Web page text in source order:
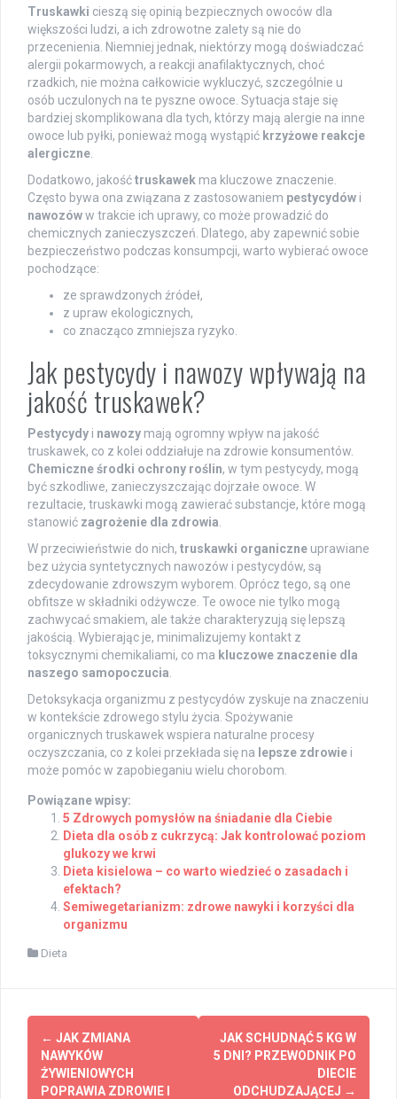
Truskawki cieszą się opinią bezpiecznych owoców dla
większości ludzi, a ich zdrowotne zalety są nie do
przecenienia. Niemniej jednak, niektórzy mogą doświadczać
alergii pokarmowych, a reakcji anafilaktycznych, choć
rzadkich, nie można całkowicie wykluczyć, szczególnie u
osób uczulonych na te pyszne owoce. Sytuacja staje się
bardziej skomplikowana dla tych, którzy mają alergie na inne
owoce lub pyłki, ponieważ mogą wystąpić krzyżowe reakcje
alergiczne
Dodatkowo, jakośćtruskawek ma kluczowe znaczenie.
Często bywa ona związana z zastosowaniem pestycydów i
nawozóww trakcie ich uprawy, co może prowadzić do
chemicznych zanieczyszczeń. Dlatego, aby zapewnić sobie
bezpieczeństwo podczas konsumpcji, warto wybierać owoce
pochodzące:
ze sprawdzonych źródeł,
z upraw ekologicznych,
co znacząco zmniejsza ryzyko.
Jak pestycydy i nawozy wpływają na
jakość truskawek?
Pestycydy i nawozy mają ogromny wpływ na jakość
truskawek, co z kolei oddziałuje na zdrowie konsumentów.
Chemiczne środki ochrony roślin, w tym pestycydy, mogą
być szkodliwe, zanieczyszczając dojrzałe owoce. W
rezultacie, truskawki mogą zawierać substancje, które mogą
stanowić zagrożenie dla zdrowia
W przeciwieństwie do nich, truskawki organiczne uprawiane
bez użycia syntetycznych nawozów i pestycydów, są
zdecydowanie zdrowszym wyborem. Oprócz tego, są one
obfitsze w składniki odżywcze. Te owoce nie tylko mogą
zachwycać smakiem, ale także charakteryzują się lepszą
jakością. Wybierając je, minimalizujemy kontakt z
toksycznymi chemikaliami, co ma kluczowe znaczenie dla
naszego samopoczucia
Detoksykacja organizmu z pestycydów zyskuje na znaczeniu
w kontekście zdrowego stylu życia. Spożywanie
organicznych truskawek wspiera naturalne procesy
oczyszczania, co z kolei przekłada się na lepsze zdrowie i
może pomóc w zapobieganiu wielu chorobom.
Powiązane wpisy:
5 Zdrowych pomysłów na śniadanie dla Ciebie
Dieta dla osób z cukrzycą: Jak kontrolować poziom
glukozy we krwi
Dieta kisielowa – co warto wiedzieć o zasadach i
efektach?
Semiwegetarianizm: zdrowe nawyki i korzyści dla
organizmu
Dieta
Post
navigation
← JAK ZMIANA
NAWYKÓW
ŻYWIENIOWYCH
POPRAWIA ZDROWIE I
JAK SCHUDNĄĆ 5 KG W
5 DNI? PRZEWODNIK PO
DIECIE
ODCHUDZAJĄCEJ →